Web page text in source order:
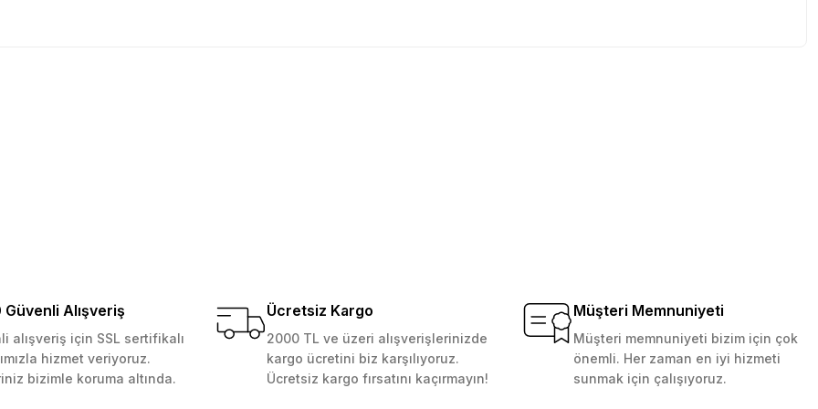
Güvenli Alışveriş
alışveriş için SSL sertifikalı
hizmet veriyoruz.
bizimle koruma altında.
Ücretsiz Kargo
2000 TL ve üzeri alışverişlerinizde
kargo ücretini biz karşılıyoruz.
Ücretsiz kargo fırsatını kaçırmayın!
Müşteri Memnuniyeti
Müşteri memnuniyeti bizim için çok
önemli. Her zaman en iyi hizmeti
sunmak için çalışıyoruz.